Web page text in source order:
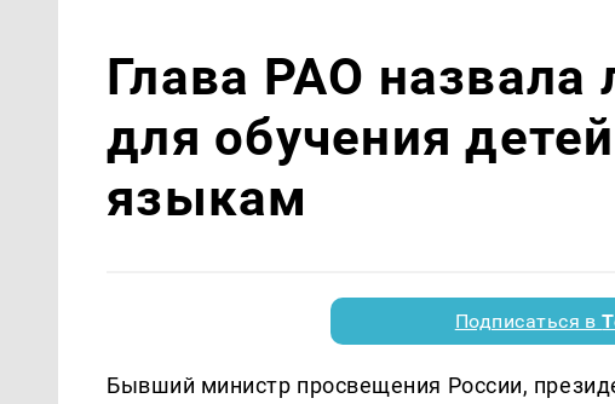
Глава РАО назвала
для обучения
языкам
Подписаться в
Бывший министр просвещения России,